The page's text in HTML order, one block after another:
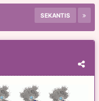
SEKANTIS